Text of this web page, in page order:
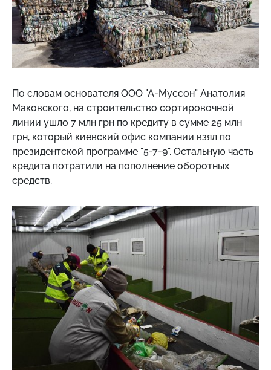
По словам основателя ООО "А-Муссон" Анатолия
Маковского, на строительство сортировочной
линии ушло 7 млн ​​грн по кредиту в сумме 25 млн
грн, который киевский офис компании взял по
президентской программе "5-7-9". Остальную часть
кредита потратили на пополнение оборотных
средств.